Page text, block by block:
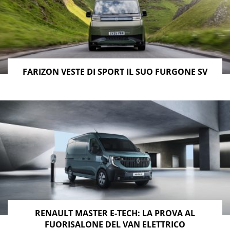
FARIZON VESTE DI SPORT IL SUO FURGONE SV
RENAULT MASTER E-TECH: LA PROVA AL
FUORISALONE DEL VAN ELETTRICO